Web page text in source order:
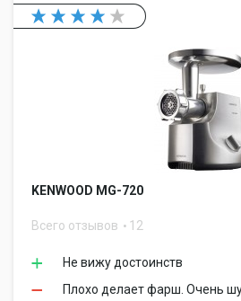
KENWOOD MG-720
Всего отзывов 12
Не вижу достоинств
Плохо делает фарш. Очень